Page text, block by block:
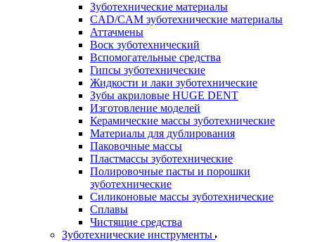
Зуботехнические материалы
CAD/CAM зуботехнические материалы
Аттачмены
Воск зуботехнический
Вспомогательные средства
Гипсы зуботехнические
Жидкости и лаки зуботехнические
Зубы акриловые HUGE DENT
Изготовление моделей
Керамические массы зуботехнические
Материалы для дублирования
Паковочные массы
Пластмассы зуботехнические
Полировочные пасты и порошки
зуботехнические
Силиконовые массы зуботехнические
Сплавы
Чистящие средства
Зуботехнические инструменты